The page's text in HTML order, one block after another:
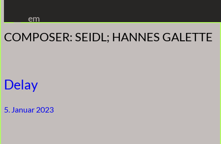
Inhalt
springen
em
COMPOSER: SEIDL; HANNES GALETTE
Delay
5. Januar 2023